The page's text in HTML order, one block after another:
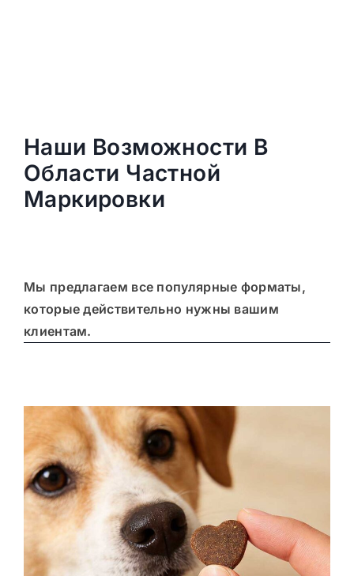
Наши Возможности В
Области Частной
Маркировки
Мы предлагаем все популярные форматы,
которые действительно нужны вашим
клиентам.